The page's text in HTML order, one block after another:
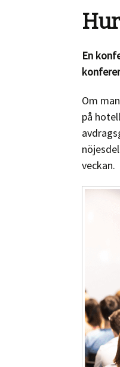
En
Om
på
veckan.